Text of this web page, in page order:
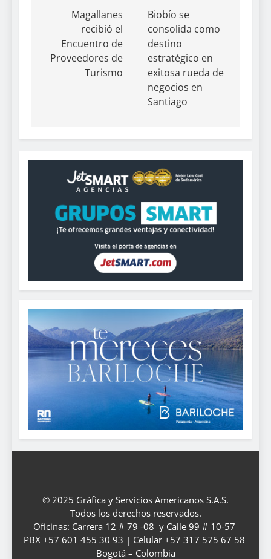
Magallanes
recibió el
Encuentro de
Proveedores de
Turismo
Biobío se
consolida como
destino
estratégico en
exitosa rueda de
negocios en
Santiago
© 2025 Gráfica y Servicios Americanos S.A.S.
Todos los derechos reservados.
Oficinas: Carrera 12 # 79 -08 y Calle 99 # 10-57
PBX +57 601 455 30 93 | Celular +57 317 575 67 58
Bogotá – Colombia